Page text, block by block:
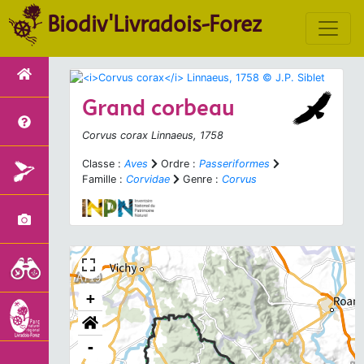
Biodiv'Livradois-Forez
Grand corbeau
Corvus corax Linnaeus, 1758
Classe : Aves Ordre : Passeriformes
Famille : Corvidae Genre : Corvus
+
-